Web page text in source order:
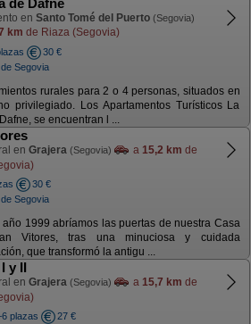
de Dafne
en Santo Tomé del Puerto (Segovia)
km de Riaza (Segovia)
30 €
Segovia
rurales para 2 o 4 personas, situados en
privilegiado. Los Apartamentos Turísticos La
se encuentran l ...
en Grajera (Segovia) a 15,2 km de
30 €
Segovia
año 1999 abríamos las puertas de nuestra Casa
Vitores, tras una minuciosa y cuidada
que transformó la antigu ...
y II
en Grajera (Segovia) a 15,7 km de
plazas
27 €